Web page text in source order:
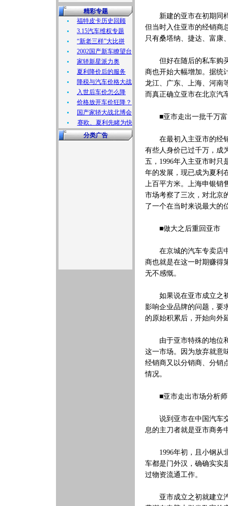
精彩专题
福特皮卡历史回顾
3.15汽车维权专题
“新老三样”大比拼
2002国产新车瞭望台
家轿新星派力奥
夏利降价后的服务
降税与汽车价格大战
入世后车价怎么降
价格放开车价狂降？
国产家轿大战北博会
赛欧、夏利先睹为快
分类广告
新建的亚市在初期同样
但当时入住亚市的经销商
只有桑塔纳、捷达、富康
但好在随后的私车购买
商也开始大幅增加。据统
龙江、广东、上海、河南
而真正确立亚市在北京汽
■亚市走出一批千万富
在最初入主亚市的经销
有些人身价已过千万，成
五，1996年入主亚市时只
年的发展，现已成为夏利
上百平方米。上海申银销
市场考察了三次，对北京
了一个在当时来说最大的
■做大之后重回亚市
在京城的汽车专卖店中
商也就是在这一时期赚得
无不感慨。
如果说在亚市成立之初
影响企业品牌的问题，要
的原始积累后，开始向外
由于亚市特殊的地位和
这一市场。因为放弃就意
经销商又以分销商、分销
情况。
■亚市走出市场分析师
说到亚市在中国汽车交
息的主刀者就是亚市商务
1996年初，且小钢从北
车都是门外汉，确确实实
过物资流通工作。
亚市成立之初就建立汽